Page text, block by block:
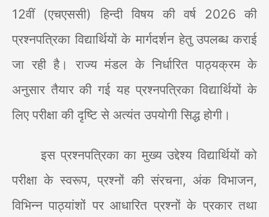
12वीं (एचएससी) हिन्दी विषय की वर्ष 2026की
प्रश्नपत्रिका विद्यार्थियों के मार्गदर्शन हेतु उपलब्ध कराई
जा रही है। राज्य मंडल के निर्धारित पाठ्यक्रम के
अनुसार तैयार की गई यह प्रश्नपत्रिका विद्यार्थियों के
लिए परीक्षा की दृष्टि से अत्यंत उपयोगी सिद्ध होगी।
इस प्रश्नपत्रिका का मुख्य उद्देश्य विद्यार्थियों को
परीक्षा के स्वरूप,प्रश्नों की संरचना, अंक विभाजन,
विभिन्न पाठ्यांशों पर आधारित प्रश्नों के प्रकार तथा